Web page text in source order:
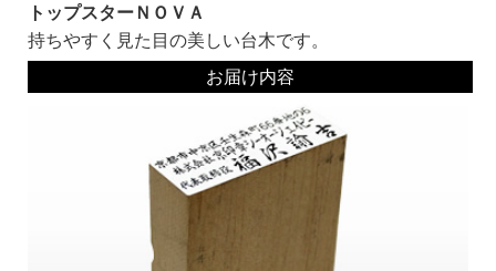
トップスターＮＯＶＡ
持ちやすく見た目の美しい台木です。
お届け内容